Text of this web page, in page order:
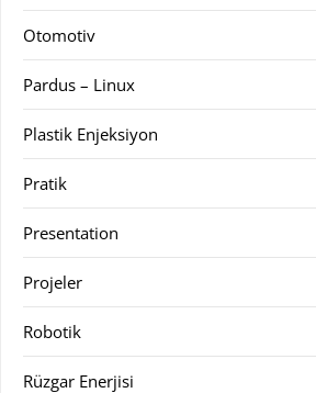
Otomotiv
Pardus – Linux
Plastik Enjeksiyon
Pratik
Presentation
Projeler
Robotik
Rüzgar Enerjisi